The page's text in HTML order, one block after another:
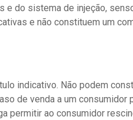
do sistema de injeção,
e não constituem um
indicativo. Não podem
de venda a um
permitir ao consumidor